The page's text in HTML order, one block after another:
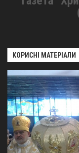
КОРИСНІ МАТЕРІАЛИ